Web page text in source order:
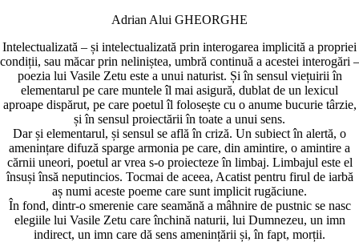
Adrian Alui GHEORGHE
Intelectualizată – și intelectualizată prin interogarea implicită a propriei
condiții, sau măcar prin neliniștea, umbră continuă a acestei interogări –
poezia lui Vasile Zetu este a unui naturist. Și în sensul viețuirii în
elementarul pe care muntele îl mai asigură, dublat de un lexicul
aproape dispărut, pe care poetul îl folosește cu o anume bucurie târzie,
și în sensul proiectării în toate a unui sens.
Dar și elementarul, și sensul se află în criză. Un subiect în alertă, o
amenințare difuză sparge armonia pe care, din amintire, o amintire a
cărnii uneori, poetul ar vrea s-o proiecteze în limbaj. Limbajul este el
însuși însă neputincios. Tocmai de aceea, Acatist pentru firul de iarbă
aș numi aceste poeme care sunt implicit rugăciune.
În fond, dintr-o smerenie care seamănă a mâhnire de pustnic se nasc
elegiile lui Vasile Zetu care închină naturii, lui Dumnezeu, un imn
indirect, un imn care dă sens amenințării și, în fapt, morții.